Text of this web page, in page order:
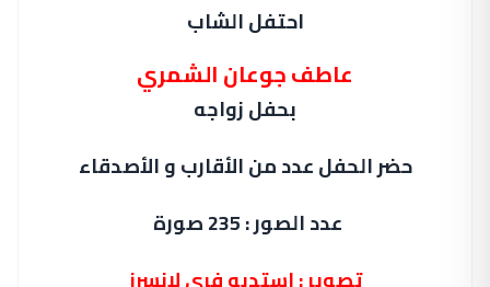
احتفل الشاب
عاطف جوعان الشمري
بحفل زواجه
حضر الحفل عدد من الأقارب و الأصدقاء
عدد الصور : 235 صورة
تصوير : استديو فري لانسرز